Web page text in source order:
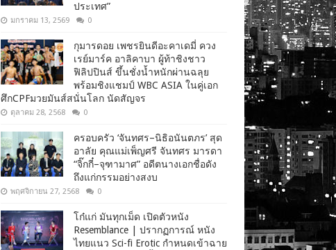
ประเทศ”
มกราคม 13, 2569 0
กุมารดอย เพชรยินดีอะคาเดมี่ ควง
เรย์มาร์ค อาลิคาบา ผู้ท้าชิงชาว
ฟิลิปปินส์ ขึ้นชั่งน้ำหนักผ่านฉลุย
พร้อมชิงแชมป์ WBC ASIA ในคู่เอก
ศึกCPFมวยมันส์สนั่นโลก นัดสัญจร
ตุลาคม 28, 2568 0
ครอบครัว ‘จันทศร–นิธิอนันตภร’ สุด
อาลัย คุณแม่เพ็ญศรี จันทศร มารดา
“จิ๊กกี๋–จุฑามาศ” อดีตนางเอกชื่อดัง
ถึงแก่กรรมอย่างสงบ
พฤศจิกายน 27, 2568 0
โก๋แก่ มันทุกเม็ด เปิดตัวหนัง
Resemblance | ปรากฏการณ์ หนัง
ไทยแนว Sci-fi Erotic กำหนดเข้าฉาย